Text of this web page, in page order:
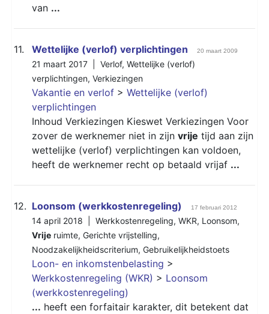
van ...
11. Wettelijke (verlof) verplichtingen 20 maart 2009
21 maart 2017 | Verlof, Wettelijke (verlof)
verplichtingen, Verkiezingen
Vakantie en verlof > Wettelijke (verlof)
verplichtingen
Inhoud Verkiezingen Kieswet Verkiezingen Voor
zover de werknemer niet in zijn vrije tijd aan zijn
wettelijke (verlof) verplichtingen kan voldoen,
heeft de werknemer recht op betaald vrijaf ...
12. Loonsom (werkkostenregeling) 17 februari 2012
14 april 2018 | Werkkostenregeling, WKR, Loonsom,
Vrije ruimte, Gerichte vrijstelling,
Noodzakelijkheidscriterium, Gebruikelijkheidstoets
Loon- en inkomstenbelasting >
Werkkostenregeling (WKR) > Loonsom
(werkkostenregeling)
... heeft een forfaitair karakter, dit betekent dat